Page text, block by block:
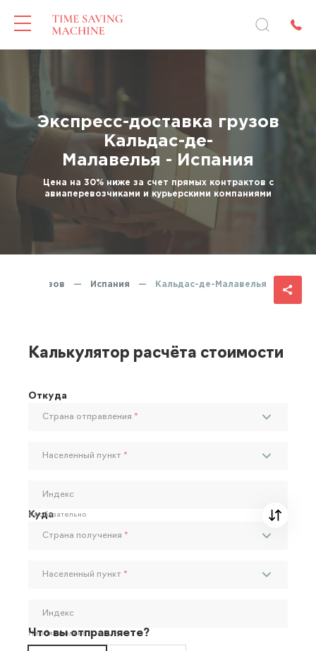
Экспресс-доставка грузов
Кальдас-де-
Малавелья - Испания
Цена на 30% ниже за счет прямых контрактов с
авиаперевозчиками и курьерскими компаниями
грузов — Испания — Кальдас-де-Малавелья
Калькулятор расчёта стоимости
Откуда
Страна отправления *
Населенный пункт *
Индекс
Необязательно
Куда
Страна получения *
Населенный пункт *
Индекс
Необязательно
Что вы отправляете?